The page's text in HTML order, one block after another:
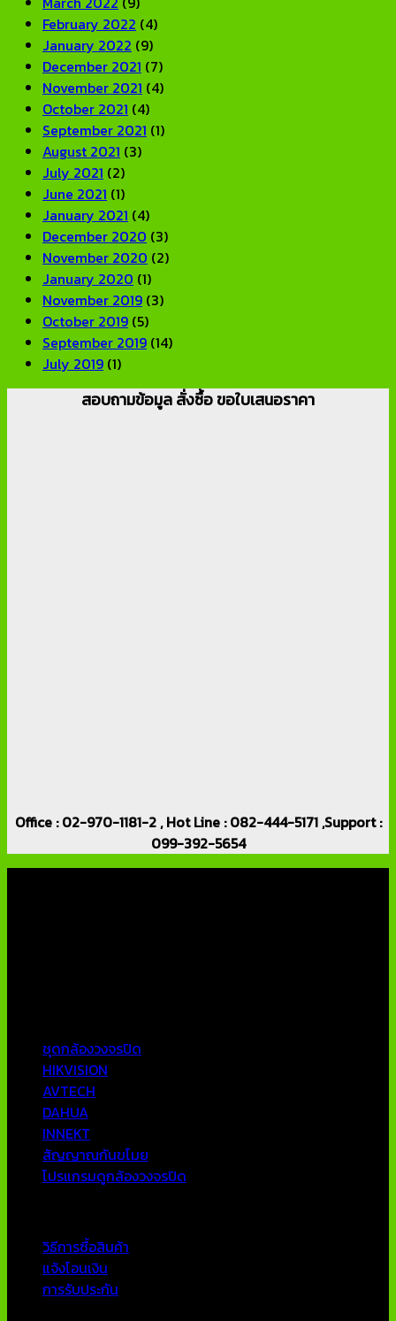
February 2022 (4)
January 2022 (9)
December 2021 (7)
November 2021 (4)
October 2021 (4)
September 2021 (1)
August 2021 (3)
July 2021 (2)
June 2021 (1)
January 2021 (4)
December 2020 (3)
November 2020 (2)
January 2020 (1)
November 2019 (3)
October 2019 (5)
September 2019 (14)
July 2019 (1)
สอบถามข้อมูล สั่งซื้อ ขอใบเสนอราคา
Office : 02-970-1181-2 , Hot Line : 082-444-5171 ,Support :
099-392-5654
ชุดกล้องวงจรปิด
HIKVISION
AVTECH
DAHUA
INNEKT
สัญญาณกันขโมย
โปรแกรมดูกล้องวงจรปิด
วิธีการซื้อสินค้า
แจ้งโอนเงิน
การรับประกัน